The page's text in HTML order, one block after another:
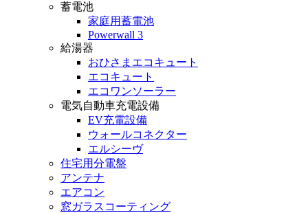
蓄電池
家庭用蓄電池
Powerwall 3
給湯器
おひさまエコキュート
エコキュート
エコワンソーラー
電気自動車充電設備
EV充電設備
ウォールコネクター
エルシーヴ
住宅用分電盤
アンテナ
エアコン
窓ガラスコーティング